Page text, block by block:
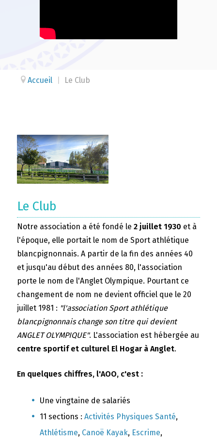
Accueil Le Club
Le Club
Notre association a été fondé le 2 juillet 1930 et à
l'époque, elle portait le nom de Sport athlétique
blancpignonnais. A partir de la fin des années 40
et jusqu'au début des années 80, l'association
porte le nom de l'Anglet Olympique. Pourtant ce
changement de nom ne devient officiel que le 20
juillet 1981 : "l'association Sport athlétique
blancpignonnais change son titre qui devient
ANGLET OLYMPIQUE". L'association est hébergée au
centre sportif et culturel El Hogar à Anglet.
En quelques chiffres, l'AOO, c'est :
Une vingtaine de salariés
11 sections : Activités Physiques Santé,
Athlétisme, Canoë Kayak, Escrime,